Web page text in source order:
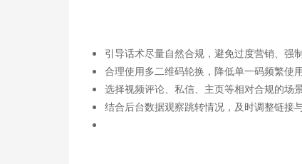
引导话术尽量自然合规，避免过度营销、强
合理使用多二维码轮换，降低单一码频繁使
选择视频评论、私信、主页等相对合规的场
结合后台数据观察跳转情况，及时调整链接